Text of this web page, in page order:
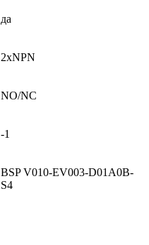
да
2xNPN
NO/NC
-1
BSP V010-EV003-D01A0B-
S4